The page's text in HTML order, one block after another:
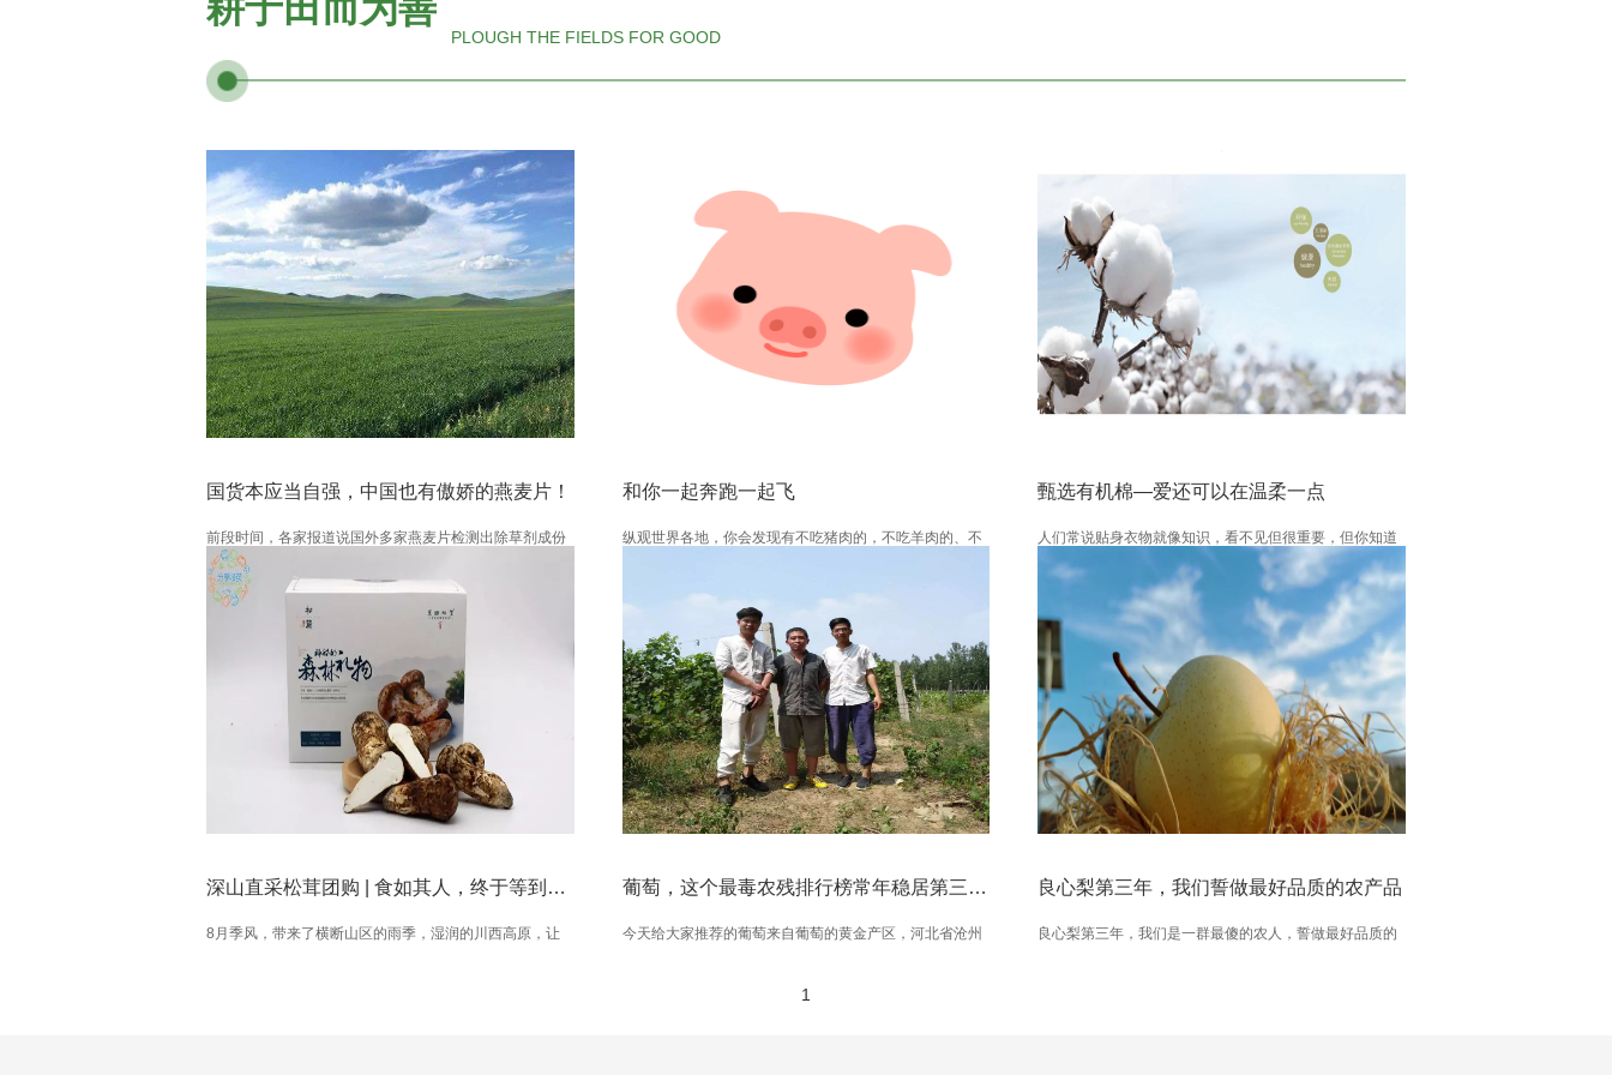
PLOUGH THE FIELDS FOR GOOD
国货本应当自强，中国也有傲娇的燕麦片！
前段时间，各家报道说国外多家燕麦片检测出除草剂成份
——草甘膦。平时好吃这一口的朋友们该炸锅了吧，本来
吃燕麦片是为了健康和减肥的，这消息一出，才知道原来
吃了这么长时间的燕麦片问题重重，难道进口的燕麦片就
比国内的好？！不见得吧！...
和你一起奔跑一起飞
纵观世界各地，你会发现有不吃猪肉的，不吃羊肉的、不
咖喱鸡、马达加斯加的椰子鸡、中国的就太丰富了，白切
鸡、叫花鸡、葫芦鸡、三杯鸡、大盘鸡、德州扒鸡、道口
烧鸡、绍兴醉鸡，哈哈！在中国人的餐桌上能看到几十种
吃鸡的做法。据说，每年全球大约有 650 亿只鸡被吃掉，
中国每年就能吃掉70亿只鸡。...
甄选有机棉—爱还可以在温柔一点
人们常说贴身衣物就像知识，看不见但很重要，但你知道
市场上的棉花都是转基因的BT抗虫棉吗，转基因让农民在
也不敢吃棉籽油，制造业的污染让我们穿得也不在放心，
化学染料，重金属（铅），甲醛，通过皮肤呼吸进入血
液，一些有害物质无法排除，累计到一定程度危害健
康。...
深山直采松茸团购 | 食如其人，终于等到你，不可能放弃
8月季风，带来了横断山区的雨季，湿润的川西高原，让
葡萄，这个最毒农残排行榜常年稳居第三的水果，看看他是如何做到有机的
今天给大家推荐的葡萄来自葡萄的黄金产区，河北省沧州
华，和我们建立联系也很有缘分，他是今年前一段时间来
良心梨第三年，我们誓做最好品质的农产品
良心梨第三年，我们是一群最傻的农人，誓做最好品质的
1